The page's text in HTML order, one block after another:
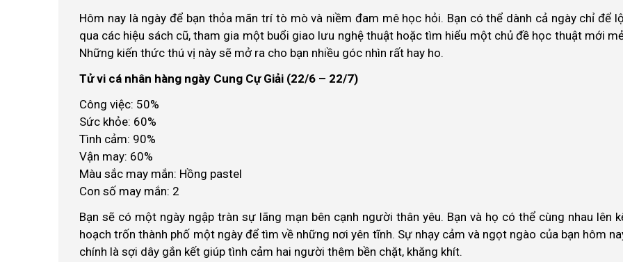
Hôm nay là ngày để bạn thỏa mãn trí tò mò và niềm đam mê học hỏi. Bạn có thể dành cả ngày chỉ để
qua các hiệu sách cũ, tham gia một buổi giao lưu nghệ thuật hoặc tìm hiểu một chủ đề học thuật mới
Những kiến thức thú vị này sẽ mở ra cho bạn nhiều góc nhìn rất hay ho.
Tử vi cá nhân hàng ngày Cung Cự Giải (22/6 – 22/7)
Công việc: 50%
Sức khỏe: 60%
Tình cảm: 90%
Vận may: 60%
Màu sắc may mắn: Hồng pastel
Con số may mắn: 2
Bạn sẽ có một ngày ngập tràn sự lãng mạn bên cạnh người thân yêu. Bạn và họ có thể cùng nhau lên
hoạch trốn thành phố một ngày để tìm về những nơi yên tĩnh. Sự nhạy cảm và ngọt ngào của bạn hôm
chính là sợi dây gắn kết giúp tình cảm hai người thêm bền chặt, khăng khít.